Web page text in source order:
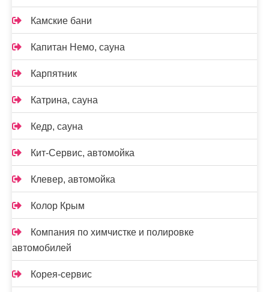
Камские бани
Капитан Немо, сауна
Карпятник
Катрина, сауна
Кедр, сауна
Кит-Сервис, автомойка
Клевер, автомойка
Колор Крым
Компания по химчистке и полировке
автомобилей
Корея-сервис